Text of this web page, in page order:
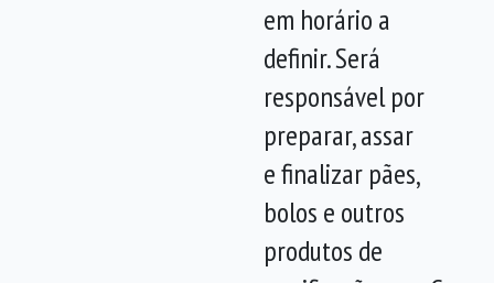
em horário a
definir. Será
responsável por
preparar, assar
e finalizar pães,
bolos e outros
produtos de